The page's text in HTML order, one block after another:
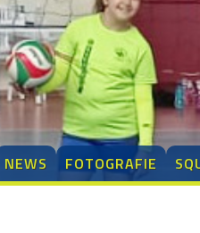
NEWS FOTOGRAFIE